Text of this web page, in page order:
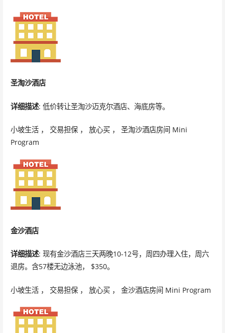
圣淘沙酒店
详细描述: 低价转让圣淘沙迈克尔酒店、海底房等。
小坡生活 ， 交易担保 ， 放心买 ， 圣淘沙酒店房间 Mini
Program
金沙酒店
详细描述: 现有金沙酒店三天两晚10-12号，周四办理入住，周六
退房。含57楼无边泳池， $350。
小坡生活 ， 交易担保 ， 放心买 ， 金沙酒店房间 Mini Program